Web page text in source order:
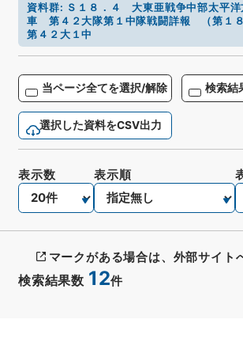
資料群: Ｓ１８．４ 大東亜戦争中部太平洋
車 第４２大隊第１中隊戦闘詳報 （第１
第４２大１中
当ページ全てを選択/解除 検索結
選択した資料をCSV出力
検索結果数 12件
表示数 表示順
マークがある場合は、外部サイト